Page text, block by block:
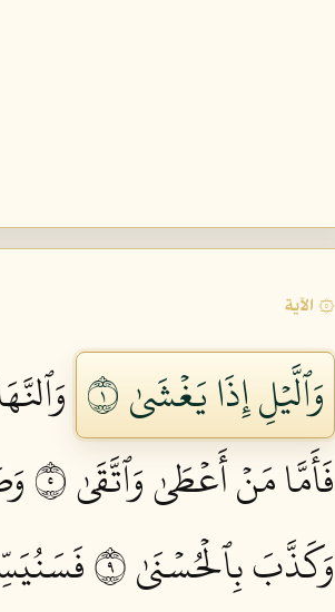
۞ الآية
وَٱلَّيۡلِ إِذَا يَغۡشَىٰ ١
فَأَمَّا مَنۡ أَعۡطَىٰ وَٱتَّقَىٰ ٥
وَكَذَّبَ بِٱلۡحُسۡنَىٰ ٩